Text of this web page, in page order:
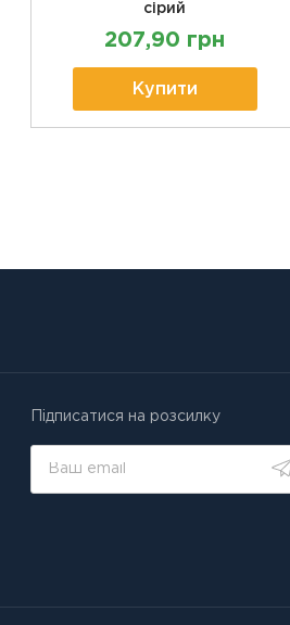
сірий
207,90 грн
Купити
Підписатися на розсилку